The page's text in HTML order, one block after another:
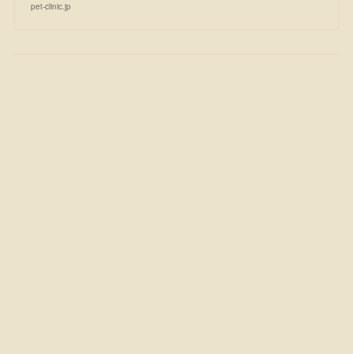
pet-clinic.jp